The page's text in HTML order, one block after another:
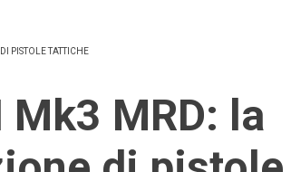
PISTOLE TATTICHE